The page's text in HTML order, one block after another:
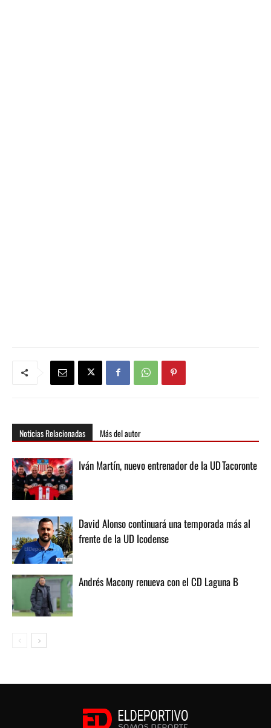
Noticias Relacionadas Más del autor
Iván Martín, nuevo entrenador de la UD Tacoronte
David Alonso continuará una temporada más al
frente de la UD Icodense
Andrés Macony renueva con el CD Laguna B